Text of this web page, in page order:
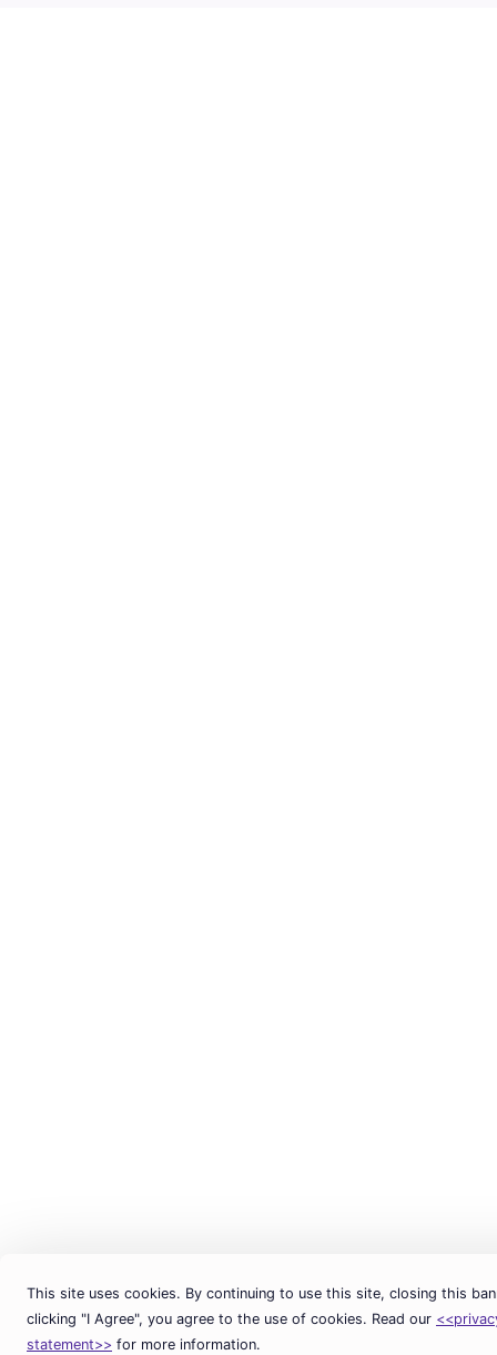
This site uses cookies. By continuing to use this site, closing this
clicking "I Agree", you agree to the use of cookies. Read our
statement>> for more information.